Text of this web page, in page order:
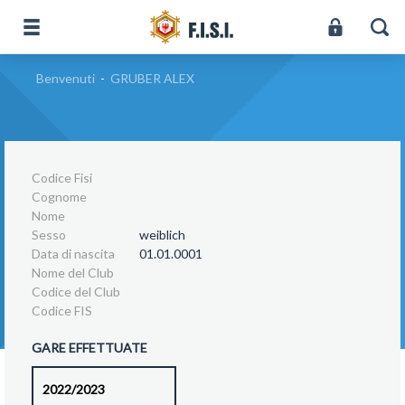
Benvenuti - GRUBER ALEX
Codice Fisi
Cognome
Nome
Sesso
weiblich
Data di nascita
01.01.0001
Nome del Club
Codice del Club
Codice FIS
GARE EFFETTUATE